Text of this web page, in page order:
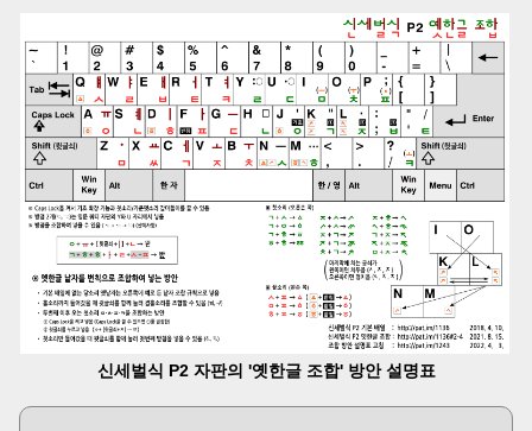
신세벌식 P2 자판의 '옛한글 조합' 방안 설명표